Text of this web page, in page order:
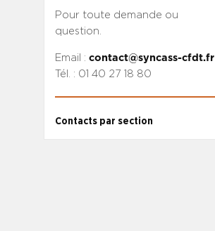
Pour toute demande ou
question.
Email : contact@syncass-cfdt.fr
Tél. : 01 40 27 18 80
Contacts par section